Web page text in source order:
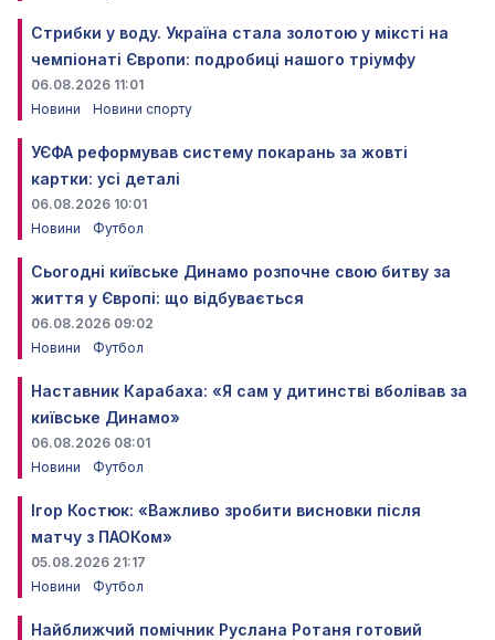
Стрибки у воду. Україна стала золотою у міксті на
чемпіонаті Європи: подробиці нашого тріумфу
06.08.2026 11:01
Новини
Новини спорту
УЄФА реформував систему покарань за жовті
картки: усі деталі
06.08.2026 10:01
Новини
Футбол
Сьогодні київське Динамо розпочне свою битву за
життя у Європі: що відбувається
06.08.2026 09:02
Новини
Футбол
Наставник Карабаха: «Я сам у дитинстві вболівав за
київське Динамо»
06.08.2026 08:01
Новини
Футбол
Ігор Костюк: «Важливо зробити висновки після
матчу з ПАОКом»
05.08.2026 21:17
Новини
Футбол
Найближчий помічник Руслана Ротаня готовий